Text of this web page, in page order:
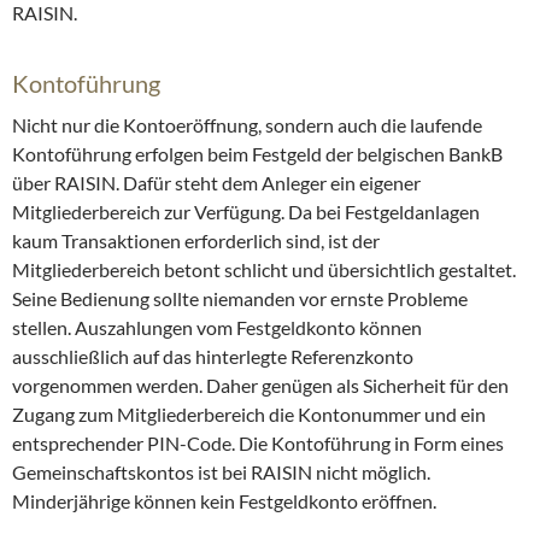
RAISIN.
Kontoführung
Nicht nur die Kontoeröffnung, sondern auch die laufende
Kontoführung erfolgen beim Festgeld der belgischen BankB
über RAISIN. Dafür steht dem Anleger ein eigener
Mitgliederbereich zur Verfügung. Da bei Festgeldanlagen
kaum Transaktionen erforderlich sind, ist der
Mitgliederbereich betont schlicht und übersichtlich gestaltet.
Seine Bedienung sollte niemanden vor ernste Probleme
stellen. Auszahlungen vom Festgeldkonto können
ausschließlich auf das hinterlegte Referenzkonto
vorgenommen werden. Daher genügen als Sicherheit für den
Zugang zum Mitgliederbereich die Kontonummer und ein
entsprechender PIN-Code. Die Kontoführung in Form eines
Gemeinschaftskontos ist bei RAISIN nicht möglich.
Minderjährige können kein Festgeldkonto eröffnen.